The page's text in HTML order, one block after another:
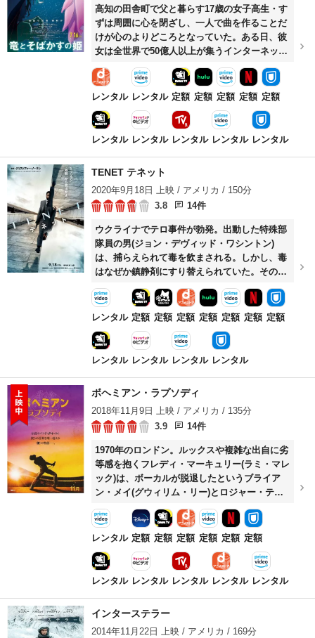
高知の田舎町で父と暮らす17歳の女子高生・す
ずは周囲に心を閉ざし、一人で曲を作ることだ
けが心のよりどころとなっていた。ある日、彼
女は全世界で50億人以上が集うインターネット
空間の仮想世界「U」と出会い、ベルというア
バターで参加する。幼いころに母を亡くして以
来、すずは歌うことができなくなっていたが、
披露し注目を浴びるベルの前に、ある時竜の姿
をした謎の存在が現れる。
レンタル レンタル 定額 定額 定額 定額 定額
レンタル レンタル レンタル レンタル レンタル
TENET テネット
2020年9月18日 上映 / アメリカ / 150分
3.8
14件
ウクライナでテロ事件が勃発。出動した特殊部
隊員の男(ジョン・デヴィッド・ワシントン)
は、捕らえられて毒を飲まされる。しかし、毒
はなぜか鎮静剤にすり替えられていた。その
後、未来から「時間の逆行」と呼ばれる装置で
やって来た敵と戦うミッションと、未来を変え
るという謎のキーワード「TENET(テネット)」
に立ち上がる。
レンタル 定額 定額 定額 定額 定額 定額 定額
レンタル レンタル レンタル レンタル
ボヘミアン・ラプソディ
2018年11月9日 上映 / アメリカ / 135分
3.9
14件
1970年のロンドン。ルックスや複雑な出自に劣
等感を抱くフレディ・マーキュリー(ラミ・マレ
ック)は、ボーカルが脱退したというブライア
ン・メイ(グウィリム・リー)とロジャー・テイ
ラー(ベン・ハーディ)のバンドに自分を売り込
む。類いまれな歌声に心を奪われた二人は彼を
バンドに迎え、さらにジョン・ディーコン(ジョ
る。やがて「キラー・クイーン」のヒットによ
ってスターダムにのし上がるが、フレディはス
レンタル 定額 定額 定額 定額 定額 定額
レンタル レンタル レンタル レンタル レンタル
インターステラー
2014年11月22日 上映 / アメリカ / 169分